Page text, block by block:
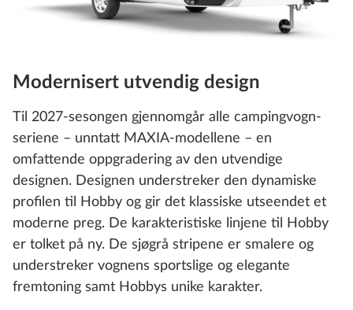
Modernisert utvendig design
Til 2027-sesongen gjennomgår alle campingvogn-
seriene – unntatt MAXIA-modellene – en
omfattende oppgradering av den utvendige
designen. Designen understreker den dynamiske
profilen til Hobby og gir det klassiske utseendet et
moderne preg. De karakteristiske linjene til Hobby
er tolket på ny. De sjøgrå stripene er smalere og
understreker vognens sportslige og elegante
fremtoning samt Hobbys unike karakter.